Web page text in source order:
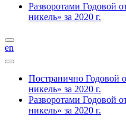
Разворотами Годовой
никель» за 2020 г.
en
Постранично Годовой
никель» за 2020 г.
Разворотами Годовой
никель» за 2020 г.